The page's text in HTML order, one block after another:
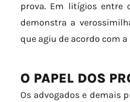
prova. Em litígios entre
demonstra a
que agiu de acordo com a
O PAPEL DOS
Os advogados e demais